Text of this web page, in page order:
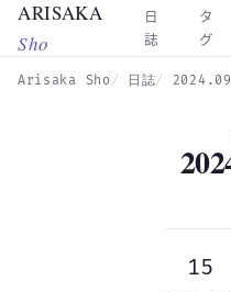
Skip to main content
ARISAKA
Sho
日
誌
タ
グ
Arisaka Sho 日誌
15